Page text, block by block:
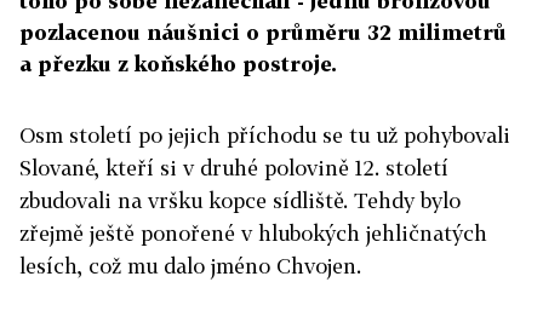
pozlacenou náušnici o průměru 32 milimetrů
a přezku z koňského postroje.
Osm století po jejich příchodu se tu už pohybovali
Slované, kteří si v druhé polovině 12. století
zbudovali na vršku kopce sídliště. Tehdy bylo
zřejmě ještě ponořené v hlubokých jehličnatých
lesích, což mu dalo jméno Chvojen.